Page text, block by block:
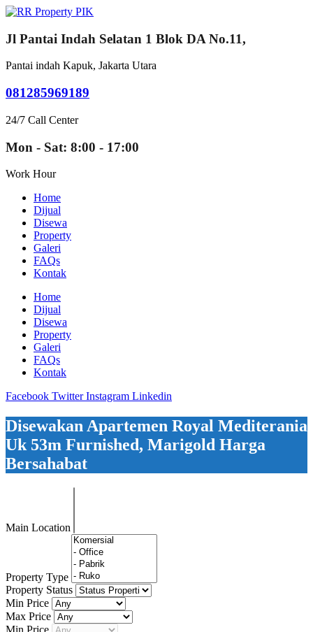
Jl Pantai Indah Selatan 1 Blok DA No.11,
Pantai indah Kapuk, Jakarta Utara
081285969189
24/7 Call Center
Mon - Sat: 8:00 - 17:00
Work Hour
Home
Dijual
Disewa
Property
Galeri
FAQs
Kontak
Home
Dijual
Disewa
Property
Galeri
FAQs
Kontak
Facebook Twitter Instagram Linkedin
Disewakan Apartemen Royal Mediterania
Uk 53m Furnished, Marigold Harga
Bersahabat
Main Location
Property Type
Property Status
Min Price
Max Price